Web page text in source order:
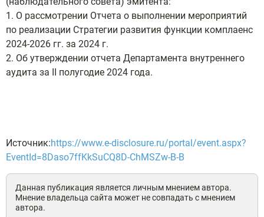
1. О рассмотрении Отчета о выполнении мероприятий
по реализации Стратегии развития функции комплаенс
2024-2026 гг. за 2024 г.
2. Об утверждении отчета Департамента внутреннего
аудита за II полугодие 2024 года.
Источник:https://www.e-disclosure.ru/portal/event.aspx?
EventId=8Daso7ffKkSuCQ8D-ChMSZw-B-B
Данная публикация является личным мнением автора.
Мнение владельца сайта может не совпадать с мнением
автора.